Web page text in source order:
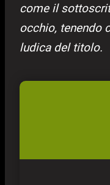
come il
occhio, tenendo
ludica del titolo.